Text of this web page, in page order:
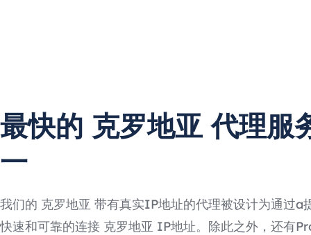
最快的 克罗地亚 代理服
一
我们的 克罗地亚 带有真实IP地址的代理被设计为通过a
快速和可靠的连接 克罗地亚 IP地址。除此之外，还有